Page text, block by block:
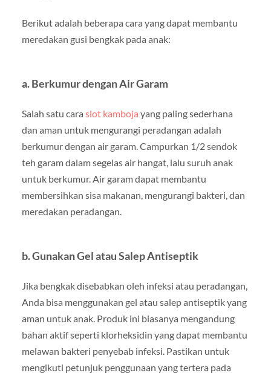
Berikut adalah beberapa cara yang dapat membantu
meredakan gusi bengkak pada anak:
a.Berkumur dengan Air Garam
Salah satu cara slot kamboja yang paling sederhana
dan aman untuk mengurangi peradangan adalah
berkumur dengan air garam. Campurkan 1/2 sendok
teh garam dalam segelas air hangat, lalu suruh anak
untuk berkumur. Air garam dapat membantu
membersihkan sisa makanan, mengurangi bakteri, dan
meredakan peradangan.
b.Gunakan Gel atau Salep Antiseptik
Jika bengkak disebabkan oleh infeksi atau peradangan,
Anda bisa menggunakan gel atau salep antiseptik yang
aman untuk anak. Produk ini biasanya mengandung
bahan aktif seperti klorheksidin yang dapat membantu
melawan bakteri penyebab infeksi. Pastikan untuk
mengikuti petunjuk penggunaan yang tertera pada